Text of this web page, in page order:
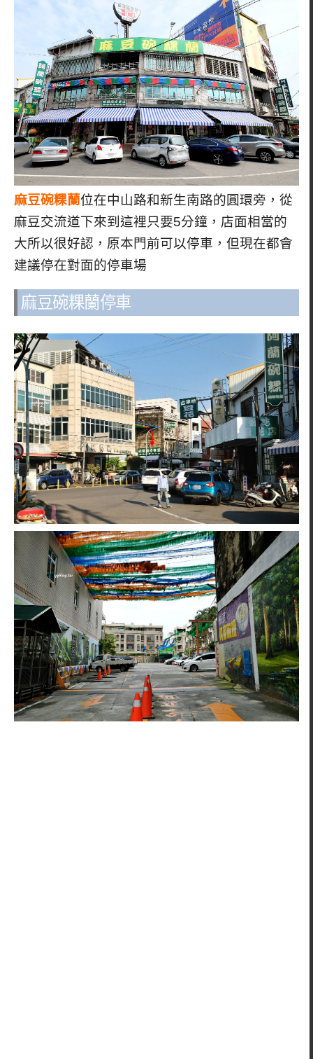
麻豆碗粿蘭位在中山路和新生南路的圓環旁，從
麻豆交流道下來到這裡只要5分鐘，店面相當的
大所以很好認，原本門前可以停車，但現在都會
建議停在對面的停車場
麻豆碗粿蘭停車